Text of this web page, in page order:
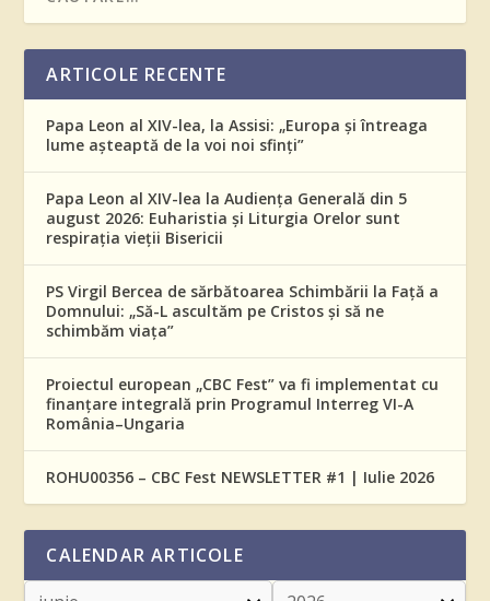
ARTICOLE RECENTE
Papa Leon al XIV-lea, la Assisi: „Europa și întreaga
lume așteaptă de la voi noi sfinți”
Papa Leon al XIV-lea la Audiența Generală din 5
august 2026: Euharistia și Liturgia Orelor sunt
respirația vieții Bisericii
PS Virgil Bercea de sărbătoarea Schimbării la Față a
Domnului: „Să-L ascultăm pe Cristos și să ne
schimbăm viața”
Proiectul european „CBC Fest” va fi implementat cu
finanțare integrală prin Programul Interreg VI-A
România–Ungaria
ROHU00356 – CBC Fest NEWSLETTER #1 | Iulie 2026
CALENDAR ARTICOLE